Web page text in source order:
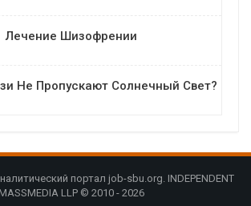
Лечение Шизофрении
Не Пропускают Солнечный Свет?
портал job-sbu.org. INDEPENDENT
MASSMEDIA LLP © 2010 - 2026